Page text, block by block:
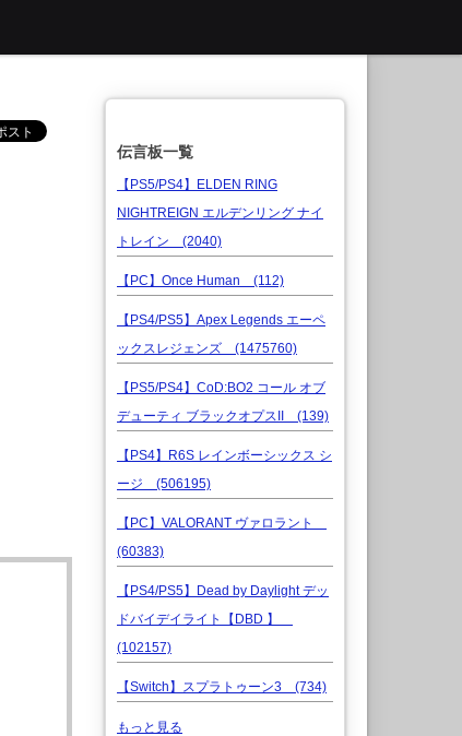
伝言板一覧
【PS5/PS4】ELDEN RING
NIGHTREIGN エルデンリング ナイ
トレイン (2040)
【PC】Once Human (112)
【PS4/PS5】Apex Legends エーペ
ックスレジェンズ (1475760)
【PS5/PS4】CoD:BO2 コール オブ
デューティ ブラックオプスII (139)
【PS4】R6S レインボーシックス シ
ージ (506195)
【PC】VALORANT ヴァロラント
(60383)
【PS4/PS5】Dead by Daylight デッ
ドバイデイライト【DBD 】
(102157)
【Switch】スプラトゥーン3 (734)
もっと見る